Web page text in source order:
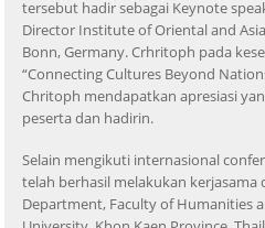
tersebut hadir sebagai Keynote
Director Institute of Oriental and
Bonn, Germany. Crhritoph pada
“Connecting Cultures Beyond
Chritoph mendapatkan apresiasi
peserta dan hadirin.
Selain mengikuti internasional
telah berhasil melakukan
Department, Faculty of Humanities